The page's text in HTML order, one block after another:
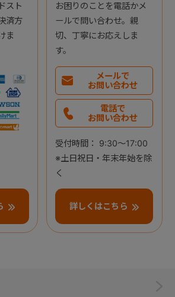
スト
済方
ま
お困りのことを電話かメ
ールで問い合わせ。親
切、丁寧にお応えしま
す。
メールで
お問い合わせ
電話で
お問い合わせ
受付時間： 9:30～17:00
※土日祝日・年末年始を除
く
詳しくはこちら